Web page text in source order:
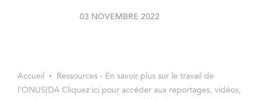
03 NOVEMBRE 2022
Accueil
Ressources - En savoir plus sur le travail de
l’ONUSIDA Cliquez ici pour accéder aux reportages, vidéos,